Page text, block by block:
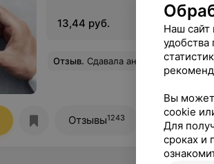
13,44 руб.
Отзыв. Сдавала анализы в Кобрине первый раз. Очень переживала. Но всё оказалось очень
Отзывы1243 Все адреса
Наш сайт
удобства
Вы
cookie
Для
сроках и